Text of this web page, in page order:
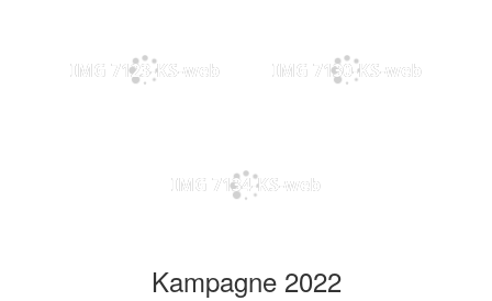
IMG 7123-KS-web IMG 7130-KS-web
IMG 7134-KS-web
Kampagne 2022